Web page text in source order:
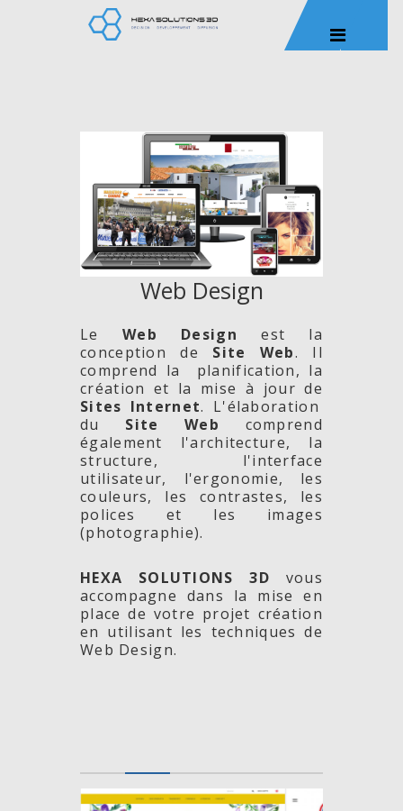
Web Design
Le Web Design est la
conception de Site Web. Il
comprend la planification, la
création et la mise à jour de
Sites Internet. L'élaboration
du Site Web comprend
également l'architecture, la
structure, l'interface
utilisateur, l'ergonomie, les
couleurs, les contrastes, les
polices et les images
(photographie).
HEXA SOLUTIONS 3D vous
accompagne dans la mise en
place de votre projet création
en utilisant les techniques de
Web Design.